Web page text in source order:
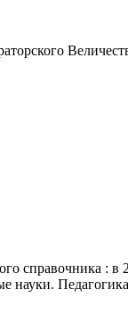
справочника : в